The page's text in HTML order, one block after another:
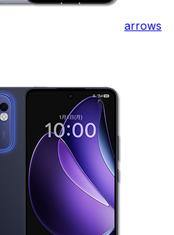
arrows